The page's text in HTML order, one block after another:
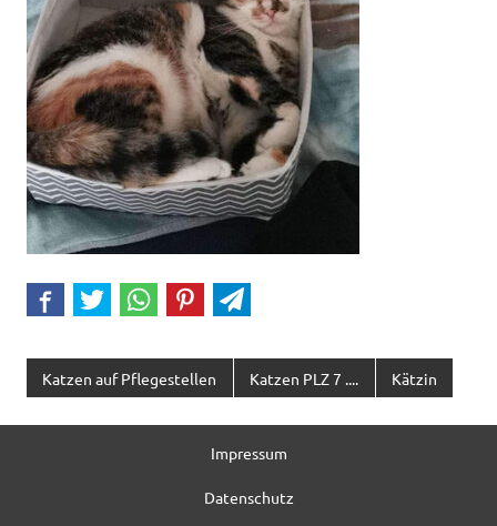
Katzen auf Pflegestellen Katzen PLZ 7 .... Kätzin
Impressum
Datenschutz